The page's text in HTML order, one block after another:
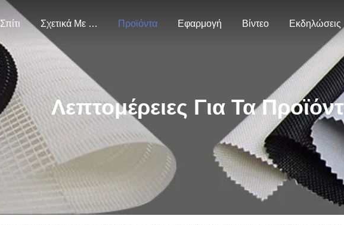
Σπίτι Σχετικά Με Εμάς Προϊόντα Εφαρμογή Βίντεο Εκδηλώσεις
Λεπτομέρειες Για Τα